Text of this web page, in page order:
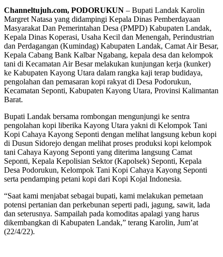
Channeltujuh.com, PODORUKUN – Bupati Landak Karolin
Margret Natasa yang didampingi Kepala Dinas Pemberdayaan
Masyarakat Dan Pemerintahan Desa (PMPD) Kabupaten Landak,
Kepala Dinas Koperasi, Usaha Kecil dan Menengah, Perindustrian
dan Perdagangan (Kumindag) Kabupaten Landak, Camat Air Besar,
Kepala Cabang Bank Kalbar Ngabang, kepala desa dan kelompok
tani di Kecamatan Air Besar melakukan kunjungan kerja (kunker)
ke Kabupaten Kayong Utara dalam rangka kaji terap budidaya,
pengolahan dan pemasaran kopi rakyat di Desa Podorukun,
Kecamatan Seponti, Kabupaten Kayong Utara, Provinsi Kalimantan
Barat.
Bupati Landak bersama rombongan mengunjungi ke sentra
pengolahan kopi liberika Kayong Utara yakni di Kelompok Tani
Kopi Cahaya Kayong Seponti dengan melihat langsung kebun kopi
di Dusun Sidorejo dengan melihat proses produksi kopi kelompok
tani Cahaya Kayong Seponti yang diterima langsung Camat
Seponti, Kepala Kepolisian Sektor (Kapolsek) Seponti, Kepala
Desa Podorukun, Kelompok Tani Kopi Cahaya Kayong Seponti
serta pendamping petani kopi dari Kopi Kojal Indonesia.
“Saat kami menjabat sebagai bupati, kami melakukan pemetaan
potensi pertanian dan perkebunan seperti padi, jagung, sawit, lada
dan seterusnya. Sampailah pada komoditas apalagi yang harus
dikembangkan di Kabupaten Landak,” terang Karolin, Jum’at
(22/4/22).